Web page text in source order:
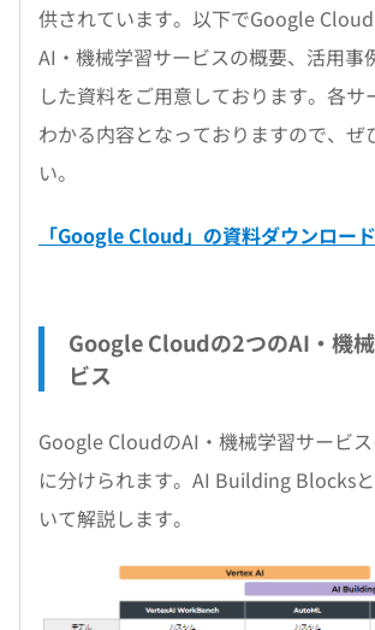
供されています。以下でGoogle
AI・機械学習サービスの概要、活用事
した資料をご用意しております。各サ
わかる内容となっておりますので、ぜ
い。
「Google Cloud」の資料ダウンロー
Google Cloudの2つのAI・機
ビス
Google CloudのAI・機械学習サービ
に分けられます。AI Building Blocks
いて解説します。